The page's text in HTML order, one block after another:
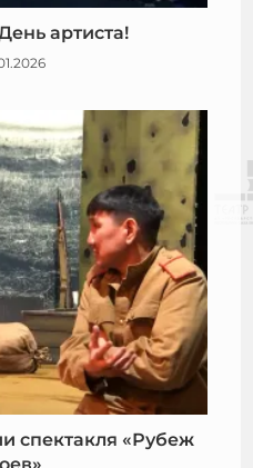
артиста!
спектакля «Рубеж